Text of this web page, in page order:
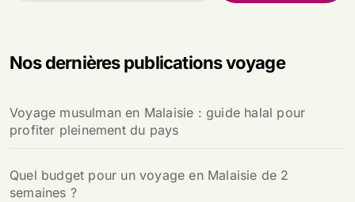
r
e
r
Nos dernières publications voyage
Voyage musulman en Malaisie : guide halal pour
profiter pleinement du pays
Quel budget pour un voyage en Malaisie de 2
semaines ?